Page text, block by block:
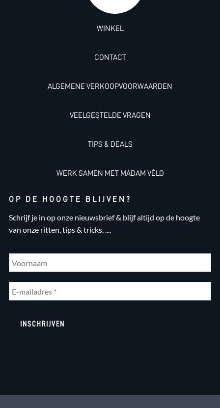
WINKEL
CONTACT
ALGEMENE VERKOOPVOORWAARDEN
VEELGESTELDE VRAGEN
TIPS & DEALS
WERK SAMEN MET MADAM VÉLO
OP DE HOOGTE BLIJVEN?
Schrijf je in op onze nieuwsbrief & blijf altijd op de hoogte
van onze ritten, tips & tricks, ....